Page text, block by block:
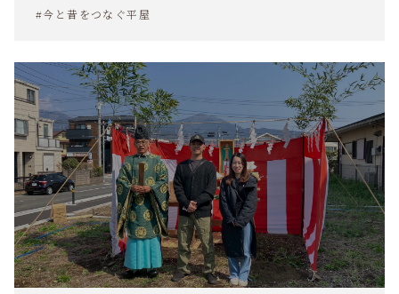
#今と昔をつなぐ平屋